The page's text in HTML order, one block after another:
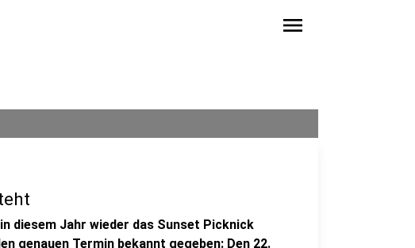
menu
diesem Jahr wieder das Sunset Picknick
genauen Termin bekannt gegeben: Den 22.